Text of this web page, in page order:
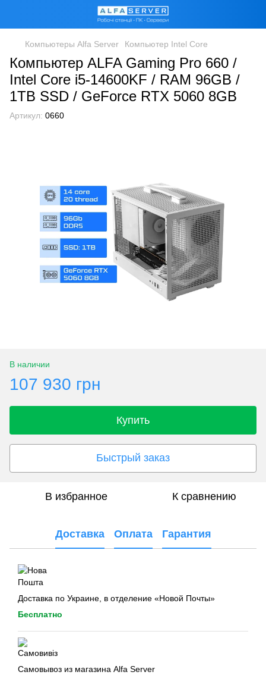
Компьютеры Alfa Server Компьютер Intel Core
Компьютер ALFA Gaming Pro 660 /
Intel Core i5-14600KF / RAM 96GB /
1TB SSD / GeForce RTX 5060 8GB
Артикул: 0660
В наличии
107 930 грн
Купить
Быстрый заказ
В избранное К сравнению
Доставка Оплата Гарантия
Доставка по Украине, в отделение «Новой Почты»
Бесплатно
Самовывоз из магазина Alfa Server